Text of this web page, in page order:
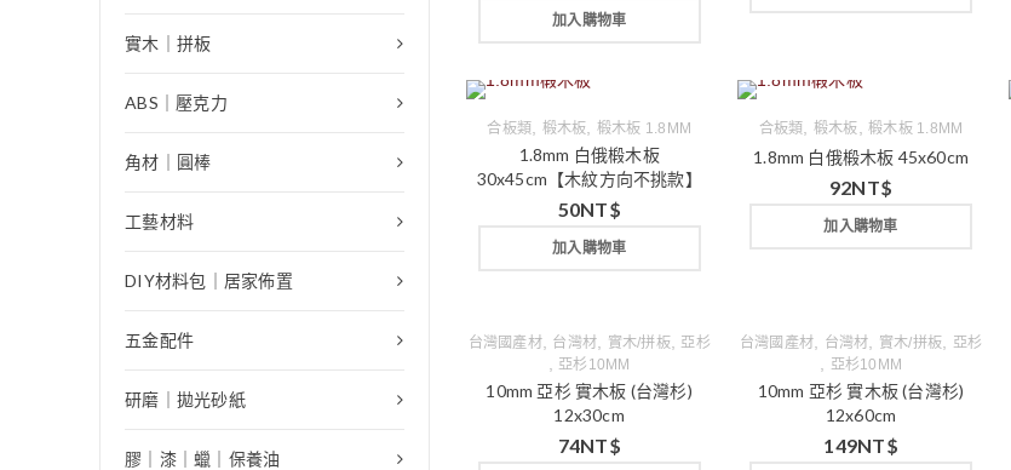
實木｜拼板
ABS｜壓克力
角材｜圓棒
工藝材料
DIY材料包｜居家佈置
五金配件
研磨｜拋光砂紙
膠｜漆｜蠟｜保養油
加入購物車
合板類 椴木板 椴木板 1.8MM
1.8mm 白俄椴木板
30x45cm【木紋方向不挑款】
50NT$
加入購物車
合板類 椴木板 ,椴木板 1.8MM
1.8mm 白俄椴木板 45x60cm
92NT$
加入購物車
台灣國產材, 台灣材 實木/拼板, 亞杉
亞杉10MM
10mm 亞杉 實木板 (台灣杉)
12x30cm
74NT$
台灣國產材 台灣材 實木/拼板 亞杉
亞杉10MM
10mm 亞杉 實木板 (台灣杉)
12x60cm
149NT$